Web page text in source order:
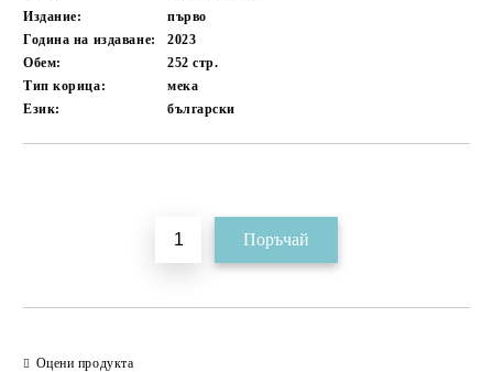
Издание:
първо
Година на издаване:
2023
Обем:
252стр.
Тип корица:
мека
Език:
български
Оцени продукта